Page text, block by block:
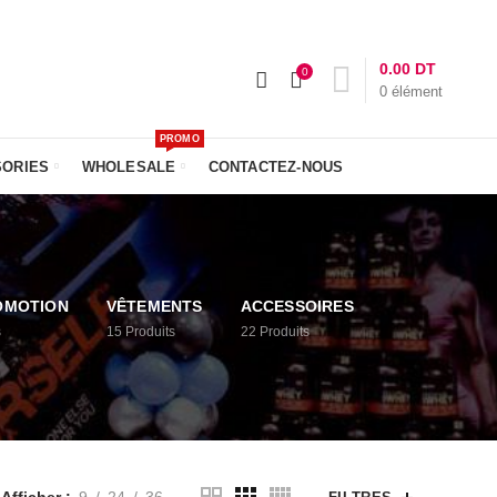
0
0élément
0.00 DT
WHOLESALE
PROMO
CONTACTEZ-NOUS
VÊTEMENTS
15 Produits
ACCESSOIRES
22 Produits